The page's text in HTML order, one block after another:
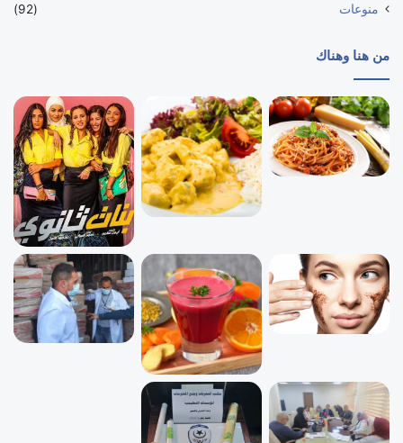
منوعات
(92)
من هنا وهناك